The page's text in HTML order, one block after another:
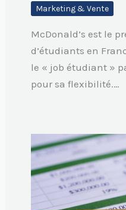
Marketing & Vente
McDonald’s est le
d’étudiants en
le « job étudiant »
pour sa flexibilité.…